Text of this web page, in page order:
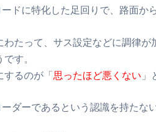
ドに特化した足回りで、路面か
わたって、サス設定などに調律
す。
するのが「思ったほど悪くない 」
ダーであるという認識を持たな